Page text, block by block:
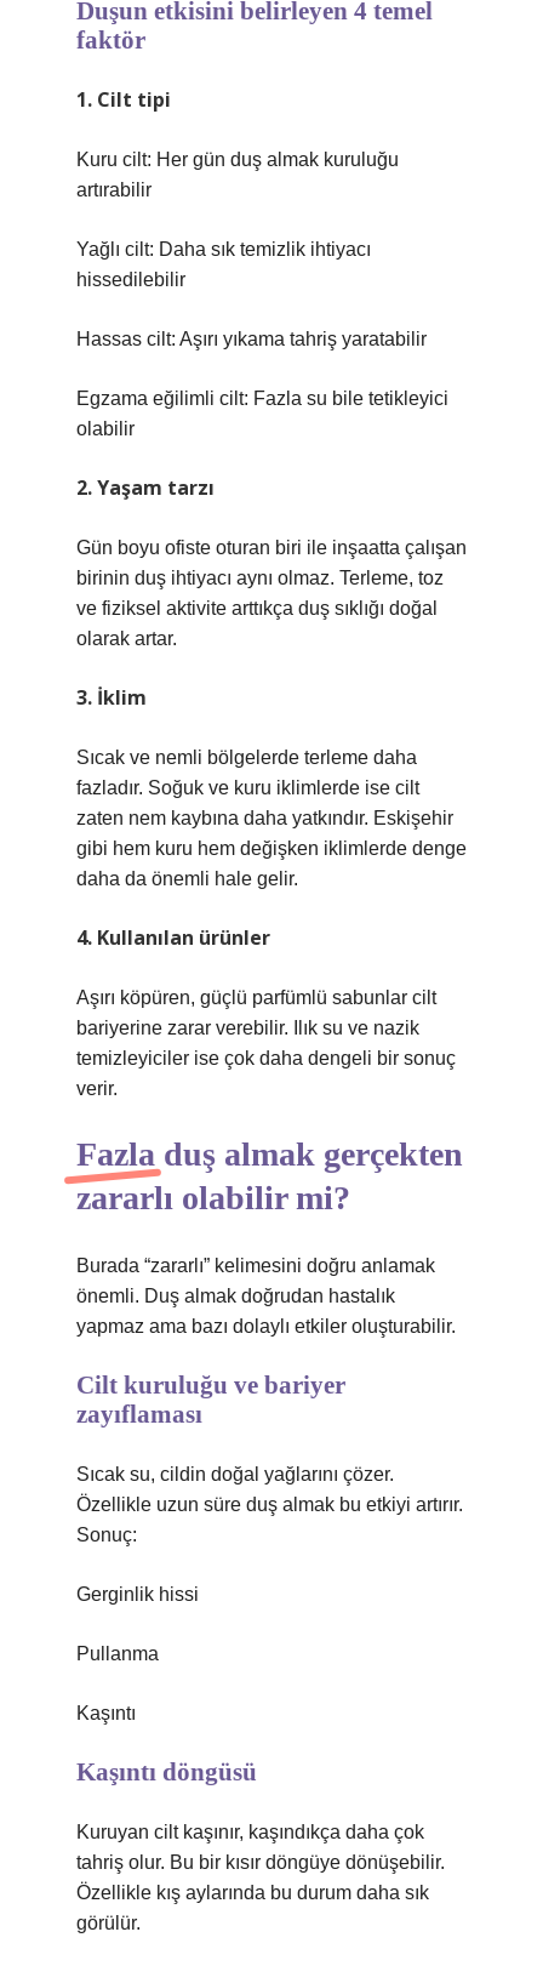
Duşun etkisini belirleyen 4 temel
faktör
1. Cilt tipi
Kuru cilt: Her gün duş almak kuruluğu
artırabilir
Yağlı cilt: Daha sık temizlik ihtiyacı
hissedilebilir
Hassas cilt: Aşırı yıkama tahriş yaratabilir
Egzama eğilimli cilt: Fazla su bile tetikleyici
olabilir
2. Yaşam tarzı
Gün boyu ofiste oturan biri ile inşaatta çalışan
birinin duş ihtiyacı aynı olmaz. Terleme, toz
ve fiziksel aktivite arttıkça duş sıklığı doğal
olarak artar.
3. İklim
Sıcak ve nemli bölgelerde terleme daha
fazladır. Soğuk ve kuru iklimlerde ise cilt
zaten nem kaybına daha yatkındır. Eskişehir
gibi hem kuru hem değişken iklimlerde denge
daha da önemli hale gelir.
4. Kullanılan ürünler
Aşırı köpüren, güçlü parfümlü sabunlar cilt
bariyerine zarar verebilir. Ilık su ve nazik
temizleyiciler ise çok daha dengeli bir sonuç
verir.
Fazla duş almak gerçekten
zararlı olabilir mi?
Burada “zararlı” kelimesini doğru anlamak
önemli. Duş almak doğrudan hastalık
yapmaz ama bazı dolaylı etkiler oluşturabilir.
Cilt kuruluğu ve bariyer
zayıflaması
Sıcak su, cildin doğal yağlarını çözer.
Özellikle uzun süre duş almak bu etkiyi artırır.
Sonuç:
Gerginlik hissi
Pullanma
Kaşıntı
Kaşıntı döngüsü
Kuruyan cilt kaşınır, kaşındıkça daha çok
tahriş olur. Bu bir kısır döngüye dönüşebilir.
Özellikle kış aylarında bu durum daha sık
görülür.